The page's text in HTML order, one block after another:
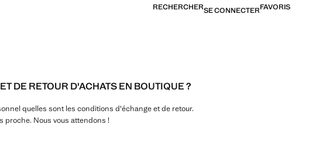
RECHERCHERSE CONNECTERFAVORIS
DE RETOUR D'ACHATS EN BOUTIQUE ?
quelles sont les conditions d'échange et de retour.
proche. Nous vous attendons !